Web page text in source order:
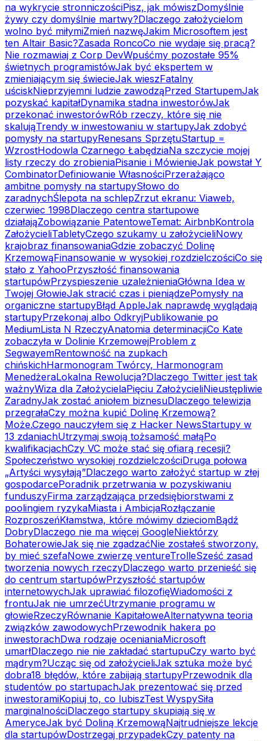
na wykrycie stronniczościPisz, jak mówiszDomyślnie
żywy czy domyślnie martwy?Dlaczego założycielom
wolno być miłymiZmień nazwęJakim Microsoftem jest
ten Altair Basic?Zasada RoncoCo nie wydaje się pracą?
Nie rozmawiaj z Corp DevWpuśćmy pozostałe 95%
świetnych programistówJak być ekspertem w
zmieniającym się świecieJak wieszFatalny
uściskNieprzyjemni ludzie zawodząPrzed StartupemJak
pozyskać kapitałDynamika stadna inwestorówJak
przekonać inwestorówRób rzeczy, które się nie
skalująTrendy w inwestowaniu w startupyJak zdobyć
pomysły na startupyRenesans SprzętuStartup =
WzrostHodowla Czarnego ŁabędziaNa szczycie mojej
listy rzeczy do zrobieniaPisanie i MówienieJak powstał Y
CombinatorDefiniowanie WłasnościPrzerażająco
ambitne pomysły na startupySłowo do
zaradnychŚlepota na schlepZrzut ekranu: Viaweb,
czerwiec 1998Dlaczego centra startupowe
działająZobowiązanie PatentoweTemat: AirbnbKontrola
ZałożycieliTabletyCzego szukamy u założycieliNowy
krajobraz finansowaniaGdzie zobaczyć Dolinę
KrzemowąFinansowanie w wysokiej rozdzielczościCo się
stało z YahooPrzyszłość finansowania
startupówPrzyspieszenie uzależnieniaGłówna Idea w
Twojej GłowieJak stracić czas i pieniądzePomysły na
organiczne startupyBłąd AppleJak naprawdę wyglądają
startupyPrzekonaj albo OdkryjPublikowanie po
MediumLista N RzeczyAnatomia determinacjiCo Kate
zobaczyła w Dolinie KrzemowejProblem z
SegwayemRentowność na zupkach
chińskichHarmonogram Twórcy, Harmonogram
MenedżeraLokalna Rewolucja?Dlaczego Twitter jest tak
ważnyWiza dla ZałożycielaPięciu ZałożycieliNieustępliwie
ZaradnyJak zostać aniołem biznesuDlaczego telewizja
przegrałaCzy można kupić Dolinę Krzemową?
Może.Czego nauczyłem się z Hacker NewsStartupy w
13 zdaniachUtrzymaj swoją tożsamość małąPo
kwalifikacjachCzy VC może stać się ofiarą recesji?
Społeczeństwo wysokiej rozdzielczościDruga połowa
„Artyści wysyłają”Dlaczego warto założyć startup w złej
gospodarcePoradnik przetrwania w pozyskiwaniu
funduszyFirma zarządzająca przedsiębiorstwami z
poolingiem ryzykaMiasta i AmbicjaRozłączanie
RozproszeńKłamstwa, które mówimy dzieciomBądź
DobryDlaczego nie ma więcej GoogleNiektórzy
BohaterowieJak się nie zgadzaćNie zostałeś stworzony,
by mieć szefaNowe zwierzę ventureTrolleSześć zasad
tworzenia nowych rzeczyDlaczego warto przenieść się
do centrum startupówPrzyszłość startupów
internetowychJak uprawiać filozofięWiadomości z
frontuJak nie umrzećUtrzymanie programu w
głowieRzeczyRównanie KapitałoweAlternatywna teoria
związków zawodowychPrzewodnik hakera po
inwestorachDwa rodzaje ocenianiaMicrosoft
umarłDlaczego nie nie zakładać startupuCzy warto być
mądrym?Ucząc się od założycieliJak sztuka może być
dobra18 błędów, które zabijają startupyPrzewodnik dla
studentów po startupachJak prezentować się przed
inwestoramiKopiuj to, co lubiszTest WyspySiła
marginalnościDlaczego startupy skupiają się w
AmeryceJak być Doliną KrzemowąNajtrudniejsze lekcje
dla startupówDostrzegaj przypadekCzy patenty na